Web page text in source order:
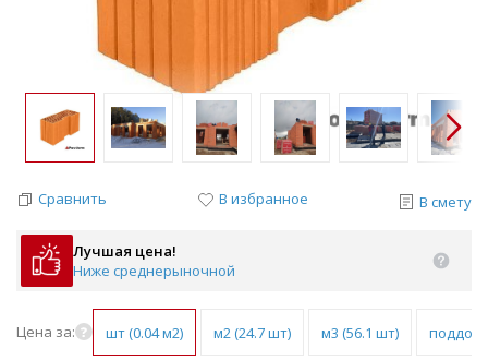
Сравнить В избранное В смету
Лучшая цена!
Ниже среднерыночной
Цена за: шт (0.04 м2) м2 (24.7 шт) м3 (56.1 шт) поддон